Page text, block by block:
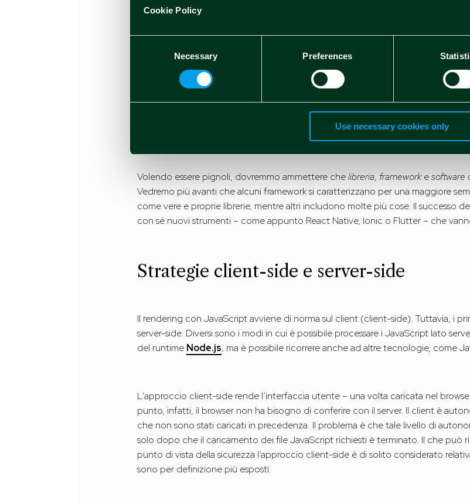
Cookie Policy
Necessary Preferences
Use necessary cookies only
Si tratta di tecnologie cross-platform, nel senso che il loro output è costituito
stesso tempo tali tecnologie offrono un risultato tendenzialmente assimilabile a
cui siano necessarie interazioni spinte con l’hardware.
Tutti i framework sono distribuiti conlicenza MITin maniera gratuita e sono
di Angular c’è Google, mentre React è nato in casa Facebook. Quanto a Vue,
Volendo essere pignoli, dovremmo ammettere chelibreria, frameworkesoftware
Vedremo più avanti che alcuni framework si caratterizzano per una maggiore
come vere e proprie librerie, mentre altri includono molte più cose. Il successo
con sé nuovi strumenti – come appunto React Native, Ionic o Flutter – che
Strategie client-side e server-side
Il rendering con JavaScript avviene di norma sul client (client-side). Tuttavia, i
server-side. Diversi sono i modi in cui è possibile processare i JavaScript lato
del runtime Node.js, ma è possibile ricorrere anche ad altre tecnologie, come
L'approccio client-side rende l’interfaccia utente – una volta caricata nel
punto, infatti, il browser non ha bisogno di conferire con il server. Il client è
che non sono stati caricati in precedenza. Il problema è che tale livello di
solo dopo che il caricamento dei file JavaScript richiesti è terminato. Il che può
punto di vista della sicurezza l’approccio client-side è di solito considerato
sono per definizione più esposti.